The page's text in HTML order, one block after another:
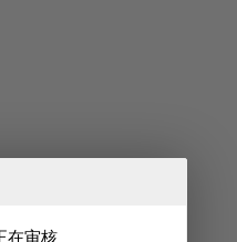
在审核